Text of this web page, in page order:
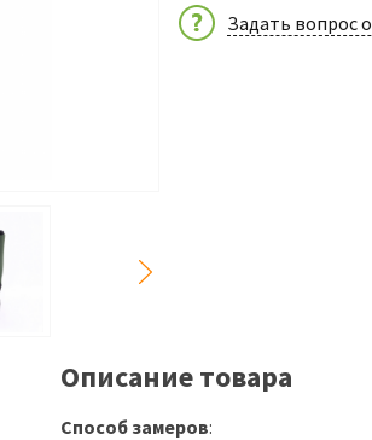
Задать вопрос
Описание товара
Способ замеров: